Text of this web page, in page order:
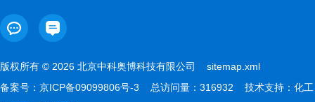
版权所有 © 2026 北京中科奥博科技有限公司 sitemap.xml
备案号： 京ICP备09099806号-3 总访问量：316932 技术支持： 化工